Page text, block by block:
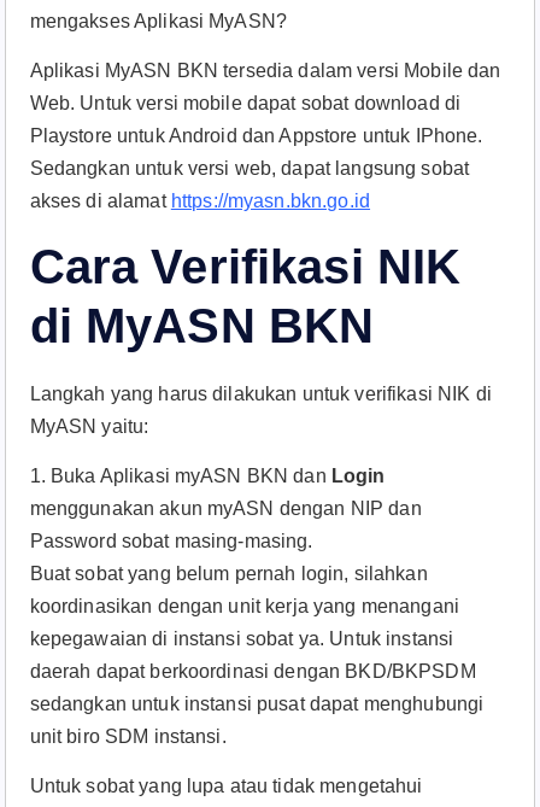
mengakses Aplikasi MyASN?
Aplikasi MyASN BKN tersedia dalam versi Mobile dan
Web. Untuk versi mobile dapat sobat download di
Playstore untuk Android dan Appstore untuk IPhone.
Sedangkan untuk versi web, dapat langsung sobat
akses di alamat https://myasn.bkn.go.id
Cara Verifikasi NIK
di MyASN BKN
Langkah yang harus dilakukan untuk verifikasi NIK di
MyASN yaitu:
1. Buka Aplikasi myASN BKN dan Login
menggunakan akun myASN dengan NIP dan
Password sobat masing-masing.
Buat sobat yang belum pernah login, silahkan
koordinasikan dengan unit kerja yang menangani
kepegawaian di instansi sobat ya. Untuk instansi
daerah dapat berkoordinasi dengan BKD/BKPSDM
sedangkan untuk instansi pusat dapat menghubungi
unit biro SDM instansi.
Untuk sobat yang lupa atau tidak mengetahui